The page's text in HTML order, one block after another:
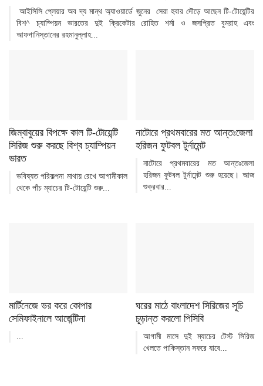
আইসিসি প্লেয়ার অব দ্য মান্থ অ্যাওয়ার্ডে জুনের সেরা হবার দৌড়ে আছেন টি-টোয়েন্টির
বিশ^ চ্যাম্পিয়ন ভারতের দুই ক্রিকেটার রোহিত শর্মা ও জসপ্রিত বুমরাহ এবং
আফগানিস্তানের রহমানুল্লাহ...
জিম্বাবুয়ের বিপক্ষে কাল টি-টোয়েন্টি
সিরিজ শুরু করছে বিশ্ব চ্যাম্পিয়ন
ভারত
ভবিষ্যত পরিকল্পনা মাথায় রেখে আগামীকাল
থেকে পাঁচ ম্যাচের টি-টোয়েন্টি শুরু...
নাটোরে প্রথমবারের মত আন্তঃজেলা
হরিজন ফুটবল টুর্নামেন্ট
নাটোরে প্রথমবারের মত আন্তঃজেলা
হরিজন ফুটবল টুর্নামেন্ট শুরু হয়েছে। আজ
শুক্রবার...
মার্টিনেজে ভর করে কোপার
সেমিফাইনালে আর্জেন্টিনা
...
ঘরের মাঠে বাংলাদেশ সিরিজের সূচি
চূড়ান্ত করলো পিসিবি
আগামী মাসে দুই ম্যাচের টেস্ট সিরিজ
খেলতে পাকিস্তান সফরে যাবে...